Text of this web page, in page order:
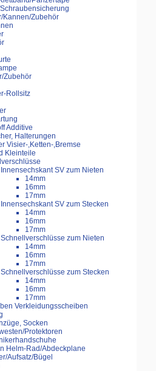
Kannen/Zubehör
Zubehör
Rollsitz
Additive
Halterungen
Visier-,Ketten-,Bremse
Kleinteile
Innensechskant SV zum Nieten
14mm
16mm
17mm
Innensechskant SV zum Stecken
14mm
16mm
17mm
Schnellverschlüsse zum Nieten
14mm
16mm
17mm
Schnellverschlüsse zum Stecken
14mm
16mm
17mm
Verkleidungsscheiben
Socken
Protektoren
Helm-Rad/Abdeckplane
Aufsatz/Bügel